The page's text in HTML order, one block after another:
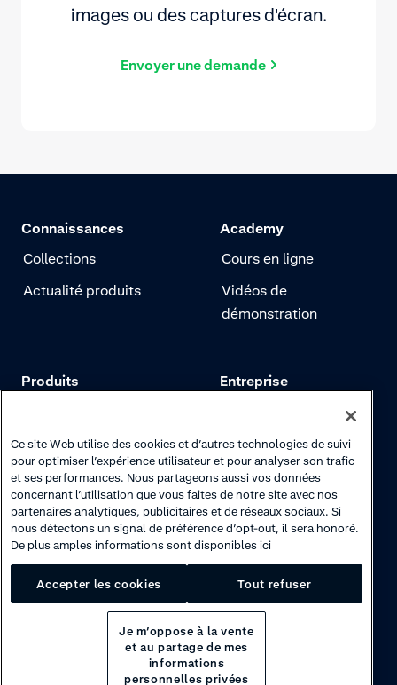
images ou des captures d'écran.
Envoyer une demande
Connaissances
Collections
Actualité produits
Academy
Cours en ligne
Vidéos de
démonstration
Produits
Paiements
Gestion des risques
Authentification
Entreprise
Notre histoire
Notre newsletter
Espace carrières
Ce site Web utilise des cookies et d’autres technologies de suivi
pour optimiser l’expérience utilisateur et pour analyser son trafic
et ses performances. Nous partageons aussi vos données
concernant l’utilisation que vous faites de notre site avec nos
partenaires analytiques, publicitaires et de réseaux sociaux. Si
nous détectons un signal de préférence d’opt-out, il sera honoré.
De plus amples informations sont disponibles ici
Accepter les cookies Tout refuser
Je m’oppose à la vente
et au partage de mes
informations
personnelles privées